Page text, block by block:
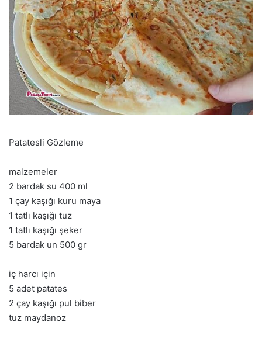
Patatesli Gözleme
malzemeler
2 bardak su 400 ml
1 çay kaşığı kuru maya
1 tatlı kaşığı tuz
1 tatlı kaşığı şeker
5 bardak un 500 gr
iç harcı için
5 adet patates
2 çay kaşığı pul biber
tuz maydanoz